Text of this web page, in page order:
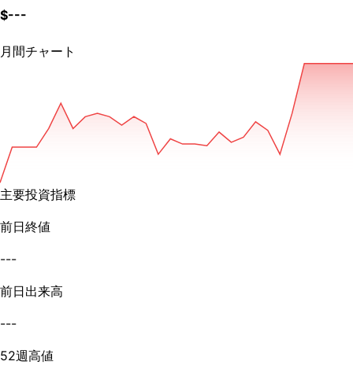
$---
月間チャート
主要投資指標
前日終値
---
前日出来高
---
52週高値